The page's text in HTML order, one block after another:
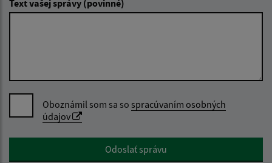
Text vašej správy (povinné)
Oboznámil som sa so spracúvaním osobných
údajov
Google reCaptcha ResponseOdoslať správu